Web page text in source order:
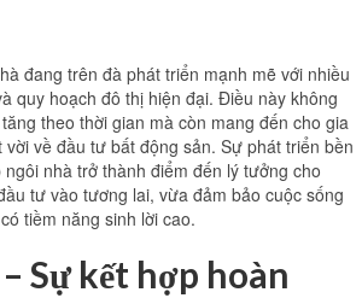
đang trên đà phát triển mạnh mẽ với nhiều
quy hoạch đô thị hiện đại. Điều này không
theo thời gian mà còn mang đến cho gia
về đầu tư bất động sản. Sự phát triển bền
nhà trở thành điểm đến lý tưởng cho
tư vào tương lai, vừa đảm bảo cuộc sống
tiềm năng sinh lời cao.
Sự kết hợp hoàn